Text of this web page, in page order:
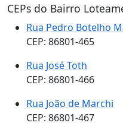
CEPs do Bairro
Rua Pedro Botelho
CEP: 86801-465
Rua José Toth
CEP: 86801-466
Rua João de Marchi
CEP: 86801-467